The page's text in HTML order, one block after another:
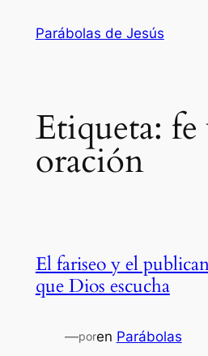
Parábolas de Jesús
Etiqueta: fe
oración
El fariseo y el
que Dios escucha
—poren Parábolas